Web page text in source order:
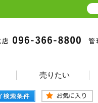
売りたい